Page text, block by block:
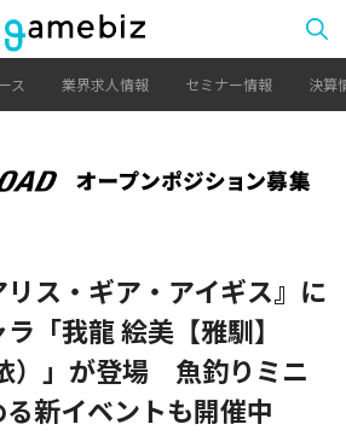
ス 業界求人情報 セミナー情報 決算
ス・ギア・アイギス』に
「我龍 絵美【雅馴】
）」が登場 魚釣りミニ
新イベントも開催中